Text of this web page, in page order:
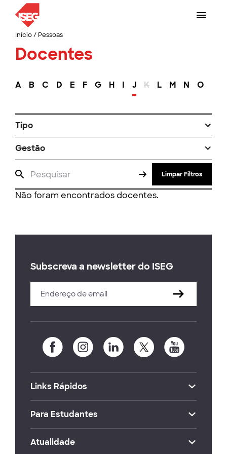
Início/ Pessoas
Docentes
A B C D E F G H I J K L M N O
Tipo
Gestão
Limpar Filtros
Não foram encontrados docentes.
Subscreva a newsletter do ISEG
Links Rápidos
Para Estudantes
Atualidade